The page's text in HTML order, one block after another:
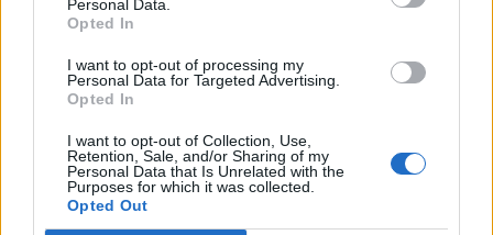
Personal Data.
Opted In
I want to opt-out of processing my
Personal Data for Targeted Advertising.
Opted In
I want to opt-out of Collection, Use,
Retention, Sale, and/or Sharing of my
Personal Data that Is Unrelated with the
Purposes for which it was collected.
Opted Out
Capacita Jovem de Poiares aproxima
jovens ao mundo do trabalho